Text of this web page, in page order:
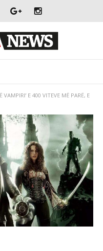
VAMPIRI’ E 400 VITEVE MË PARË, E